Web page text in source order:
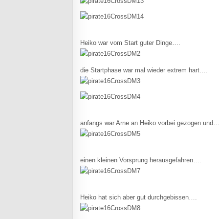
Heiko war vom Start guter Dinge….
die Startphase war mal wieder extrem hart….
anfangs war Arne an Heiko vorbei gezogen
einen kleinen Vorsprung herausgefahren….
Heiko hat sich aber gut durchgebissen….